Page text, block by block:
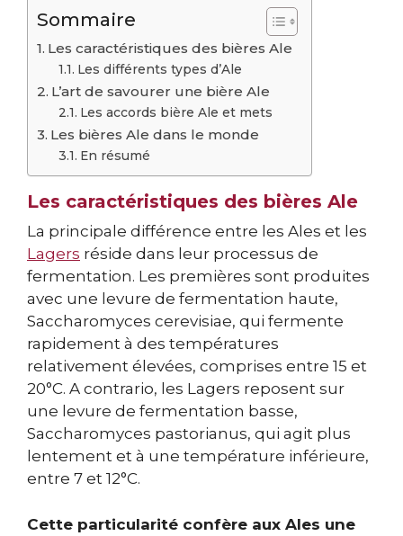
Sommaire
Les caractéristiques des bières Ale
Les différents types d’Ale
L’art de savourer une bière Ale
Les accords bière Ale et mets
Les bières Ale dans le monde
En résumé
Les caractéristiques des bières Ale
La principale différence entre les Ales et les
Lagers réside dans leur processus de
fermentation. Les premières sont produites
avec une levure de fermentation haute,
Saccharomyces cerevisiae, qui fermente
rapidement à des températures
relativement élevées, comprises entre 15 et
20°C. A contrario, les Lagers reposent sur
une levure de fermentation basse,
Saccharomyces pastorianus, qui agit plus
lentement et à une température inférieure,
entre 7 et 12°C.
Cette particularité confère aux Ales une